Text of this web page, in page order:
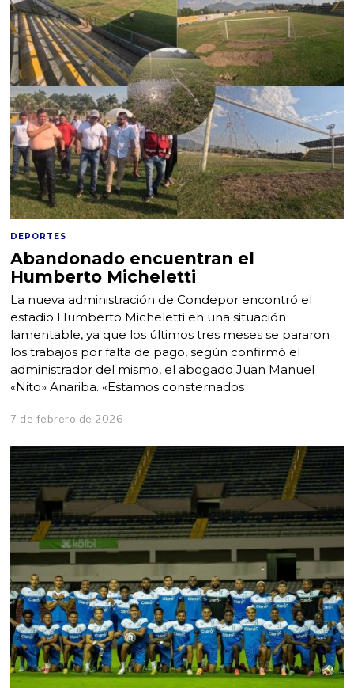
DEPORTES
Abandonado encuentran el
Humberto Micheletti
La nueva administración de Condepor encontró el
estadio Humberto Micheletti en una situación
lamentable, ya que los últimos tres meses se pararon
los trabajos por falta de pago, según confirmó el
administrador del mismo, el abogado Juan Manuel
«Nito» Anariba. «Estamos consternados
7 de febrero de 2026